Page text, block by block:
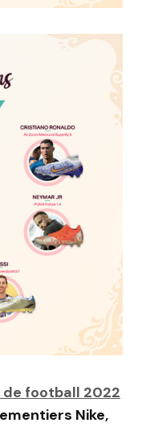
de football 2022
Nike,